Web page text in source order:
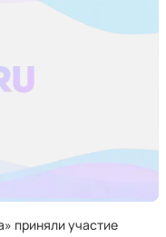
приняли участие